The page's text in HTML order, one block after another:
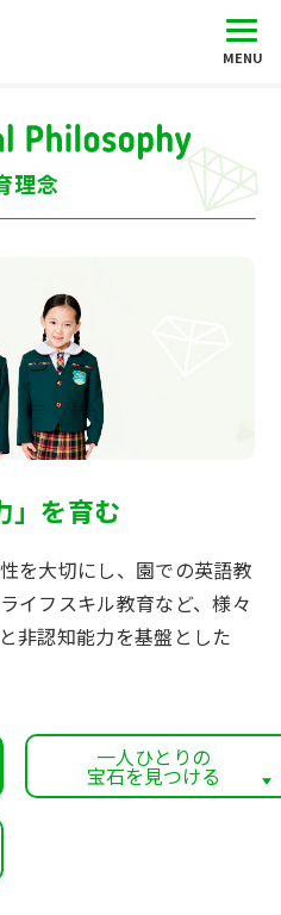
理念
」を育む
を大切にし、園での英語教
イフスキル教育など、様々
非認知能力を基盤とした
一人ひとりの
宝石を見つける